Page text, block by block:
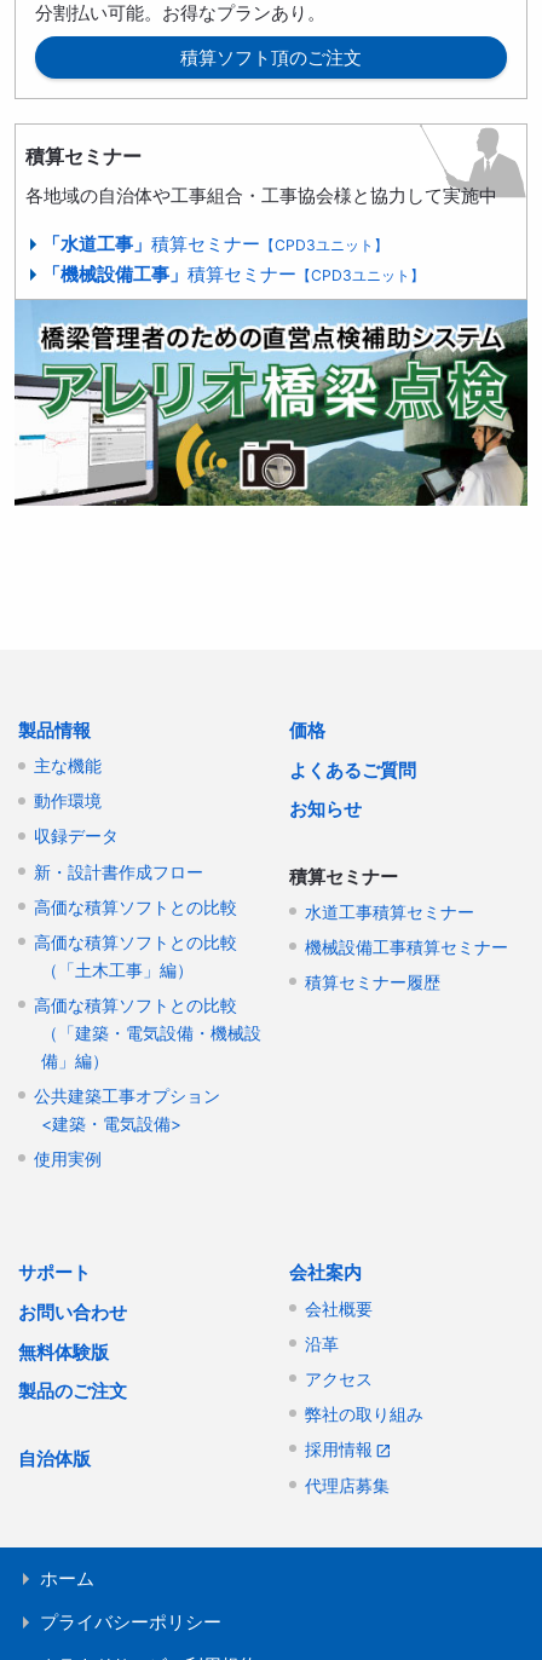
分割払い可能。お得なプランあり。
積算ソフト頂のご注文
積算セミナー
各地域の自治体や工事組合・工事協会様と協力して実施中
「水道工事」 積算セミナー 【CPD3ユニット】
「機械設備工事」 積算セミナー 【CPD3ユニット】
製品情報
主な機能
動作環境
収録データ
新・設計書作成フロー
高価な積算ソフトとの比較
高価な積算ソフトとの比較
（「土木工事」編）
高価な積算ソフトとの比較
（「建築・電気設備・機械設
備」編）
公共建築工事オプション
<建築・電気設備>
使用実例
価格
よくあるご質問
お知らせ
積算セミナー
水道工事積算セミナー
機械設備工事積算セミナー
積算セミナー履歴
サポート
お問い合わせ
無料体験版
製品のご注文
自治体版
会社案内
会社概要
沿革
アクセス
弊社の取り組み
採用情報
代理店募集
ホーム
プライバシーポリシー